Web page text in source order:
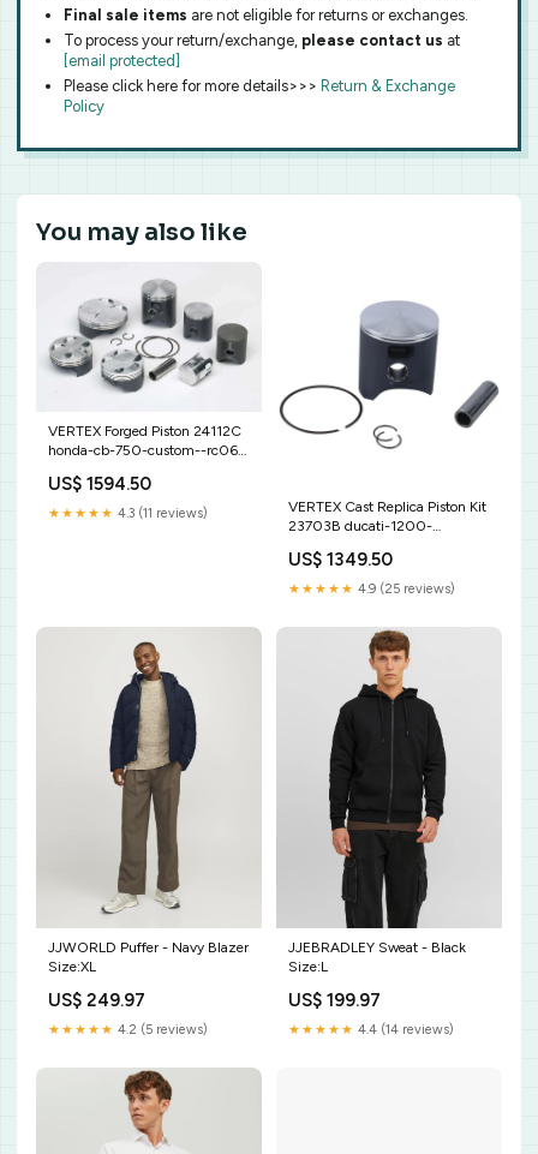
Final sale items are not eligible for returns or exchanges.
To process your return/exchange, please contact us at
[email protected]
Please click here for more details>>> Return & Exchange
Policy
You may also like
VERTEX Forged Piston 24112C
honda-cb-750-custom--rc06-
US$ 1594.50
★★★★★ 4.3 (11 reviews)
VERTEX Cast Replica Piston Kit
23703B ducati-1200-
2014-esi3235867
US$ 1349.50
★★★★★ 4.9 (25 reviews)
JJWORLD Puffer - Navy Blazer
Size:XL
US$ 249.97
★★★★★ 4.2 (5 reviews)
JJEBRADLEY Sweat - Black
Size:L
US$ 199.97
★★★★★ 4.4 (14 reviews)